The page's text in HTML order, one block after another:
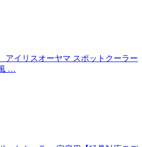
アイリスオーヤマ スポットクーラー
…